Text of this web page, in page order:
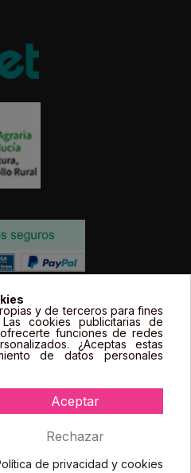
en Euros e
logotipos y fotos de
legal de sus propietarios y
título informativo.
y de terceros para fines
cookies publicitarias de
funciones de redes
¿Aceptas estas
de datos personales
Aceptar
Rechazar
de privacidad y cookies